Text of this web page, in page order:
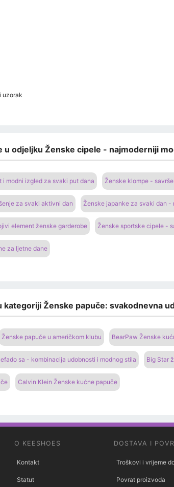
uzorak
u odjeljku Ženske cipele - najmoderniji
modni izgled za svaki put dana Ženske klompe -
za svaki aktivni dan Ženske japanke za svaki dan -
element ženske garderobe Ženske sportske cipele -
za ljetne dane
kategoriji Ženske papuče: svakodnevna
Ženske papuče u američkom klubu BearPaw Ženske
sa - kombinacija udobnosti i modnog stila Big Star
Calvin Klein Ženske kućne papuče
O KEESHOES
Kontakt
Statut
DOSTAVA I
Troškovi i vrijeme
Povrat proizvoda